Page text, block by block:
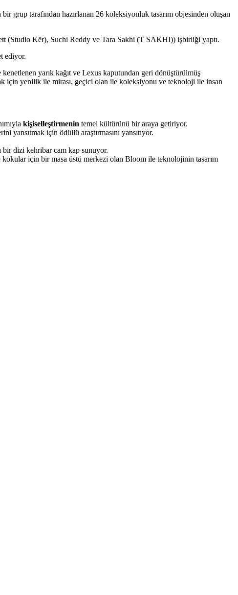
grup tarafından hazırlanan 26 koleksiyonluk tasarım objesinden oluşan
(Studio Kër), Suchi Reddy ve Tara Sakhi (T SAKHI)) işbirliği yaptı.
ediyor.
yarık kağıt ve Lexus kaputundan geri dönüştürülmüş
için yenilik ile mirası, geçici olan ile koleksiyonu ve teknoloji ile insan
kişiselleştirmenin temel kültürünü bir araya getiriyor.
yansıtmak için ödüllü araştırmasını yansıtıyor.
bir dizi kehribar cam kap sunuyor.
için bir masa üstü merkezi olan Bloom ile teknolojinin tasarım